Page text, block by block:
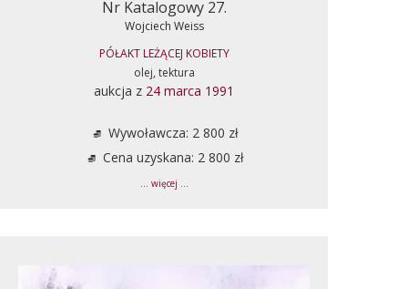
Nr Katalogowy 27.
Wojciech Weiss
PÓŁAKT LEŻĄCEJ KOBIETY
olej, tektura
aukcja z 24 marca 1991
Wywoławcza: 2 800 zł
Cena uzyskana: 2 800 zł
... więcej ...